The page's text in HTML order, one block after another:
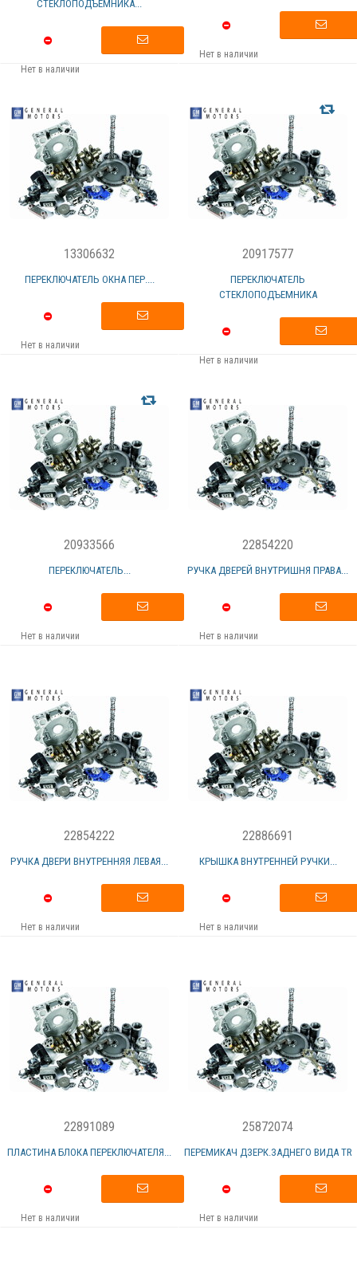
СТЕКЛОПОДЪЕМНИКА...
Нет в наличии
Нет в наличии
13306632
ПЕРЕКЛЮЧАТЕЛЬ ОКНА ПЕР....
Нет в наличии
20917577
ПЕРЕКЛЮЧАТЕЛЬ
СТЕКЛОПОДЪЕМНИКА
Нет в наличии
20933566
ПЕРЕКЛЮЧАТЕЛЬ...
Нет в наличии
22854220
РУЧКА ДВЕРЕЙ ВНУТРИШНЯ ПРАВА...
Нет в наличии
22854222
РУЧКА ДВЕРИ ВНУТРЕННЯЯ ЛЕВАЯ...
Нет в наличии
22886691
КРЫШКА ВНУТРЕННЕЙ РУЧКИ...
Нет в наличии
22891089
ПЛАСТИНА БЛОКА ПЕРЕКЛЮЧАТЕЛЯ...
Нет в наличии
25872074
ПЕРЕМИКАЧ ДЗЕРК.ЗАДНЕГО ВИДА TR
Нет в наличии